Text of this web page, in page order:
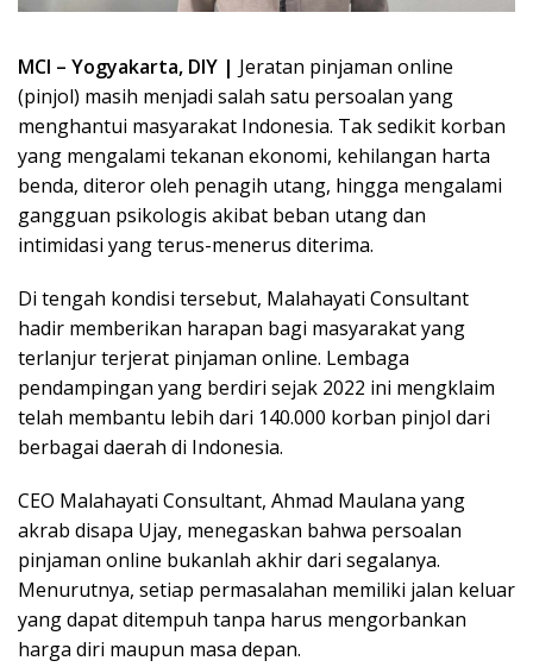
MCI – Yogyakarta, DIY | Jeratan pinjaman online
(pinjol) masih menjadi salah satu persoalan yang
menghantui masyarakat Indonesia. Tak sedikit korban
yang mengalami tekanan ekonomi, kehilangan harta
benda, diteror oleh penagih utang, hingga mengalami
gangguan psikologis akibat beban utang dan
intimidasi yang terus-menerus diterima.
Di tengah kondisi tersebut, Malahayati Consultant
hadir memberikan harapan bagi masyarakat yang
terlanjur terjerat pinjaman online. Lembaga
pendampingan yang berdiri sejak 2022 ini mengklaim
telah membantu lebih dari 140.000 korban pinjol dari
berbagai daerah di Indonesia.
CEO Malahayati Consultant, Ahmad Maulana yang
akrab disapa Ujay, menegaskan bahwa persoalan
pinjaman online bukanlah akhir dari segalanya.
Menurutnya, setiap permasalahan memiliki jalan keluar
yang dapat ditempuh tanpa harus mengorbankan
harga diri maupun masa depan.